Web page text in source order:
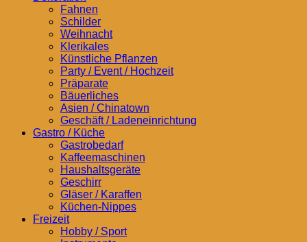
Fahnen
Schilder
Weihnacht
Klerikales
Künstliche Pflanzen
Party / Event / Hochzeit
Präparate
Bäuerliches
Asien / Chinatown
Geschäft / Ladeneinrichtung
Gastro / Küche
Gastrobedarf
Kaffeemaschinen
Haushaltsgeräte
Geschirr
Gläser / Karaffen
Küchen-Nippes
Freizeit
Hobby / Sport